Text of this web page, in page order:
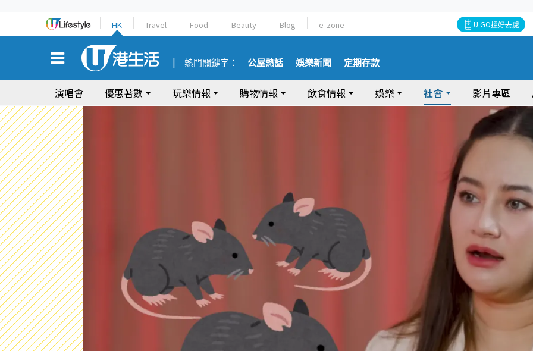
HK Travel Food Beauty Blog e-zone U GO搵好去處
熱門關鍵字： 公屋熱話 娛樂新聞 定期存款
演唱會 優惠著數 玩樂情報 購物情報 飲食情報 娛樂 社會 影片專區